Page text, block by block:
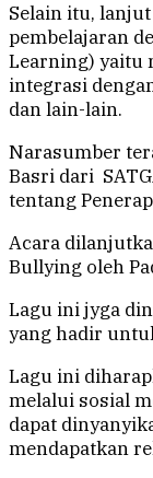
Selain itu,
pembelajaran
Learning) yaitu
integrasi
dan lain-lain.
Narasumber
Basri dari
tentang
Acara
Bullying oleh
Lagu ini jyga
yang hadir
Lagu ini
melalui sosial
dapat
mendapatkan